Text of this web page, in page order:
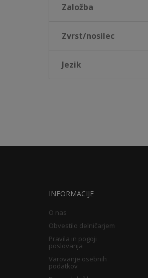
Založba
Zvrst/nosilec
Jezik
INFORMACIJE
O nas
Obvestilo delničarjem
Pravila in pogoji
poslovanja
Varovanje osebnih
podatkov